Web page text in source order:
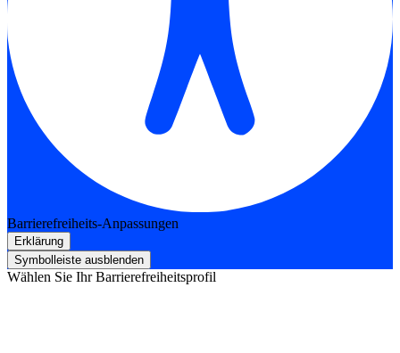
Barrierefreiheits-Anpassungen
Erklärung
Symbolleiste ausblenden
Wählen Sie Ihr Barrierefreiheitsprofil